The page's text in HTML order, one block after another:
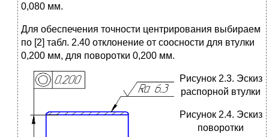
0,080 мм.
Для обеспечения точности центрирования выбираем
по [2] табл. 2.40 отклонение от соосности для втулки
0,200 мм, для поворотки 0,200 мм.
Рисунок 2.3. Эскиз
распорной втулки
Рисунок 2.4. Эскиз
поворотки